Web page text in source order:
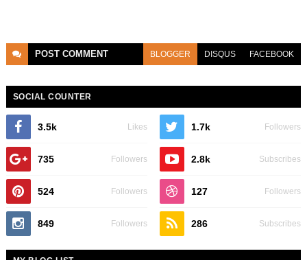
POST COMMENT BLOGGER DISQUS FACEBOOK
SOCIAL COUNTER
3.5k Likes 1.7k Followers
735 Followers 2.8k Subscribes
524 Followers 127 Followers
849 Followers 286 Subscribes